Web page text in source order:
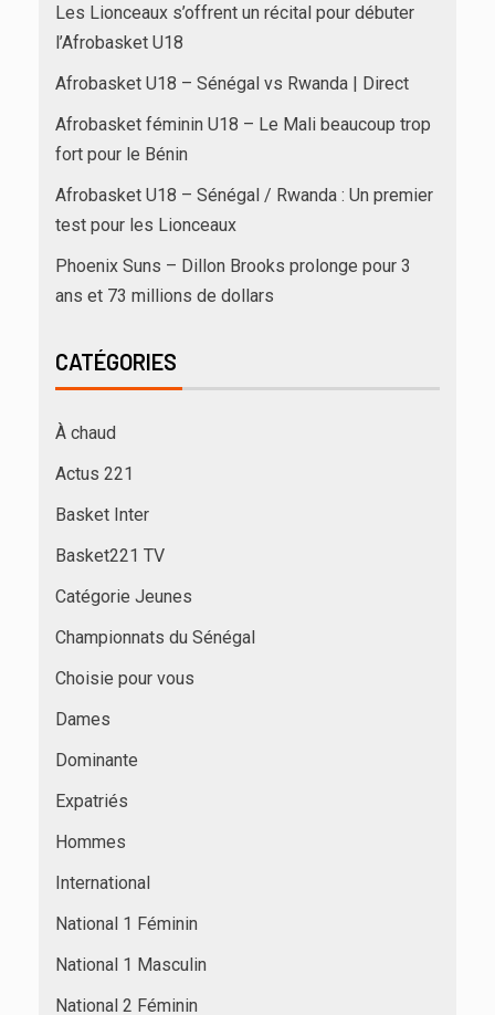
Les Lionceaux s’offrent un récital pour débuter
l’Afrobasket U18
Afrobasket U18 – Sénégal vs Rwanda | Direct
Afrobasket féminin U18 – Le Mali beaucoup trop
fort pour le Bénin
Afrobasket U18 – Sénégal / Rwanda : Un premier
test pour les Lionceaux
Phoenix Suns – Dillon Brooks prolonge pour 3
ans et 73 millions de dollars
CATÉGORIES
À chaud
Actus 221
Basket Inter
Basket221 TV
Catégorie Jeunes
Championnats du Sénégal
Choisie pour vous
Dames
Dominante
Expatriés
Hommes
International
National 1 Féminin
National 1 Masculin
National 2 Féminin